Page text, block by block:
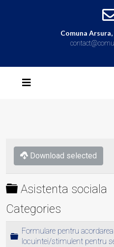
Comuna
Download selected
Folder
Asistenta sociala
Categories
Folder
Formulare pentru
locuintei/stimulent pentru